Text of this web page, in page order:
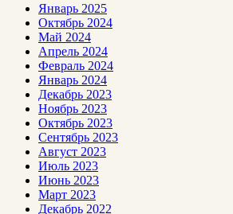
Январь 2025
Октябрь 2024
Май 2024
Апрель 2024
Февраль 2024
Январь 2024
Декабрь 2023
Ноябрь 2023
Октябрь 2023
Сентябрь 2023
Август 2023
Июль 2023
Июнь 2023
Март 2023
Декабрь 2022